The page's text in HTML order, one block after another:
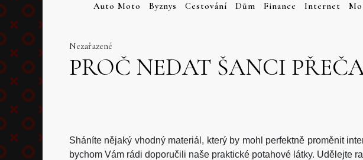
Auto Moto Byznys Cestování Dům Finance Internet
Nezařazené
PROČ NEDAT ŠANCI
Sháníte nějaký vhodný materiál, který by mohl perfektně proměnit
bychom Vám rádi doporučili naše praktické potahové látky. Udělejte